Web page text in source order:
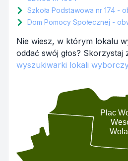
Szkoła Podstawowa nr 174 -
Dom Pomocy Społecznej -
Nie wiesz, w którym lokalu
oddać swój głos? Skorzystaj
wyszukiwarki lokali
Plac